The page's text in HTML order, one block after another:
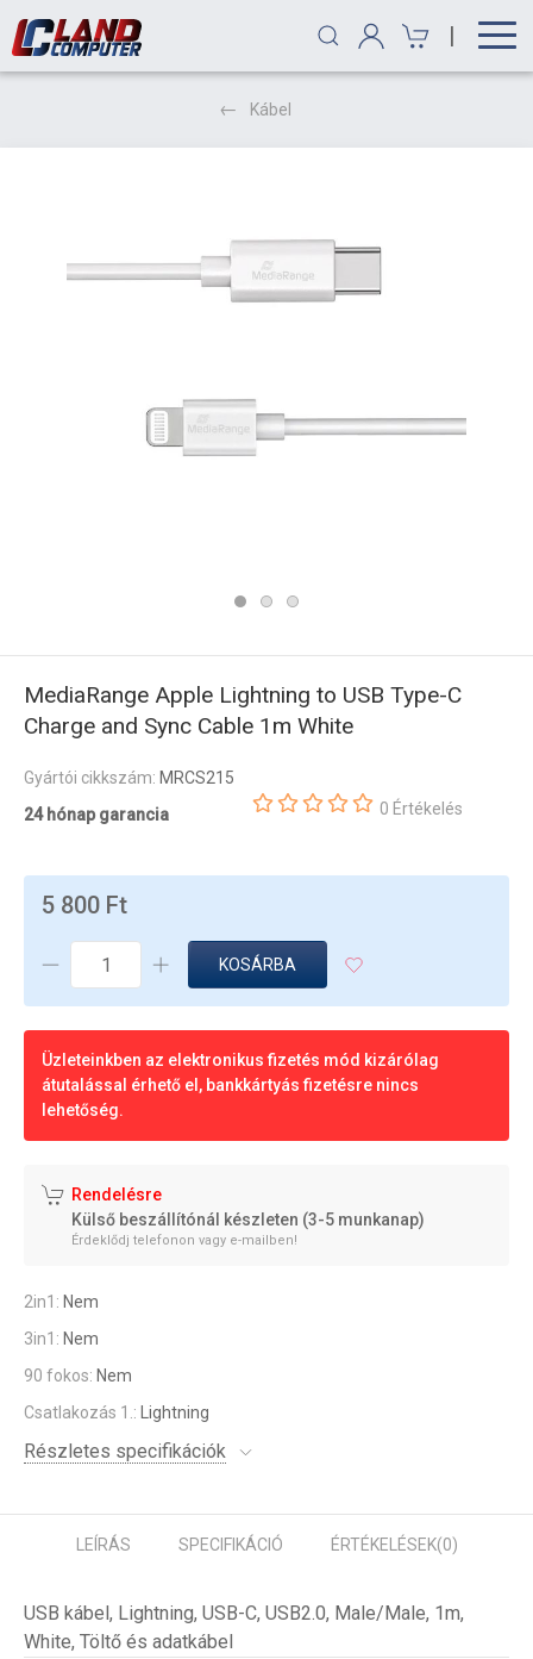
|
Kábel
MediaRange Apple Lightning to USB Type-C
Charge and Sync Cable 1m White
Gyártói cikkszám: MRCS215
24 hónap garancia
0 Értékelés
5 800 Ft
KOSÁRBA
Üzleteinkben az elektronikus fizetés mód kizárólag
átutalással érhető el, bankkártyás fizetésre nincs
lehetőség.
Rendelésre
Külső beszállítónál készleten (3-5 munkanap)
Érdeklődj telefonon vagy e-mailben!
2in1: Nem
3in1: Nem
90 fokos: Nem
Csatlakozás 1.:
Lightning
Részletes specifikációk
LEÍRÁS SPECIFIKÁCIÓ ÉRTÉKELÉSEK(0)
USB kábel, Lightning, USB-C, USB2.0, Male/Male, 1m,
White, Töltő és adatkábel